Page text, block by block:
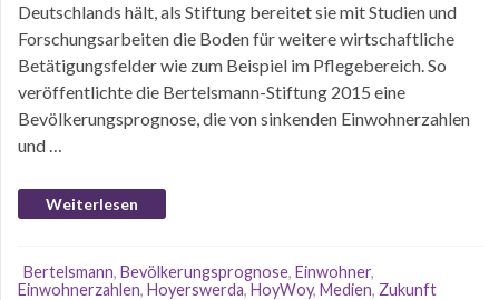
Deutschlands hält, als Stiftung bereitet sie mit Studien und
Forschungsarbeiten die Boden für weitere wirtschaftliche
Betätigungsfelder wie zum Beispiel im Pflegebereich. So
veröffentlichte die Bertelsmann-Stiftung 2015 eine
Bevölkerungsprognose, die von sinkenden Einwohnerzahlen
und …
Weiterlesen
Bertelsmann, Bevölkerungsprognose, Einwohner,
Einwohnerzahlen, Hoyerswerda, HoyWoy, Medien, Zukunft